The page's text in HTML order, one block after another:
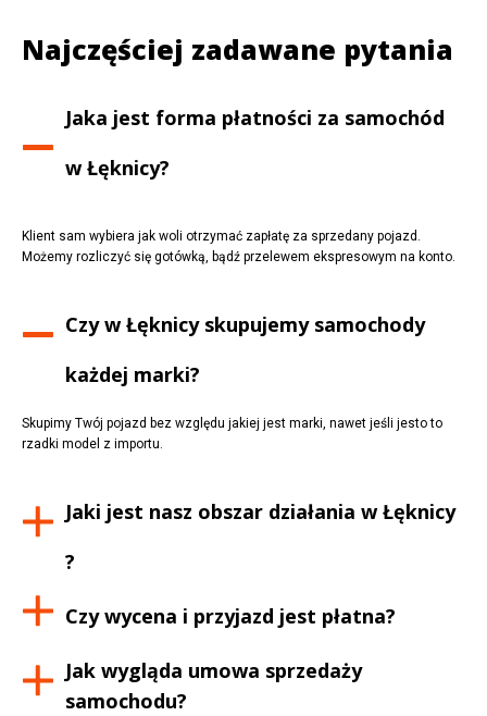
Najczęściej zadawane pytania
Jaka jest forma płatności za samochód
wŁęknicy?
Klient sam wybiera jak woli otrzymać zapłatę za sprzedany pojazd.
Możemy rozliczyć się gotówką, bądź przelewem ekspresowym na konto.
Czy wŁęknicyskupujemy samochody
każdej marki?
Skupimy Twój pojazd bez względu jakiej jest marki, nawet jeśli jesto to
rzadki model z importu.
Jaki jest nasz obszar działania wŁęknicy
?
Czy wycena i przyjazd jest płatna?
Jak wygląda umowa sprzedaży
samochodu?